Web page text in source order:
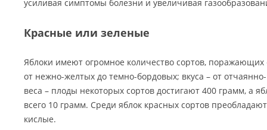
усиливая симптомы болезни и увеличивая
Красные или зеленые
Яблоки имеют огромное количество сортов, поражающих
от нежно-желтых до темно-бордовых; вкуса – от
веса – плоды некоторых сортов достигают 400 грамм, а
всего 10 грамм. Среди яблок красных сортов
кислые.